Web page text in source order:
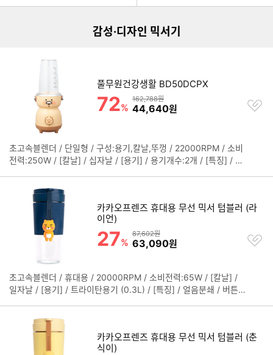
감성·디자인 믹서기
풀무원건강생활 BD50DCPX
할인률
72%
상품금액
162,788원
할인금액
44,640원
찜
하
초고속블렌더 / 단일형 / 구성:용기,칼날,뚜껑 / 22000RPM / 소비
전력:250W / [칼날] / 십자날 / [용기] / 용기개수:2개 / [특징] / 자
펼
카카오프렌즈 휴대용 무선 믹서 텀블러 (라
이언)
할인률
27%
상품금액
87,602원
할인금액
63,090원
찜
하
초고속블렌더 / 휴대용 / 20000RPM / 소비전력:65W / [칼날] /
일자날 / [용기] / 트라이탄용기 (0.3L) / [특징] / 얼음분쇄 / 버튼 /
펼
카카오프렌즈 휴대용 무선 믹서 텀블러 (춘
식이)